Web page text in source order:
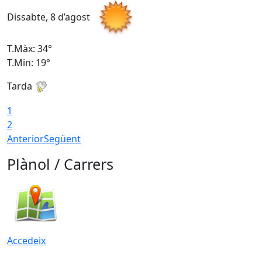
Dissabte, 8 d’agost
T.Màx: 34°
T.Min: 19°
Tarda
1
2
AnteriorSegüent
Plànol / Carrers
Accedeix